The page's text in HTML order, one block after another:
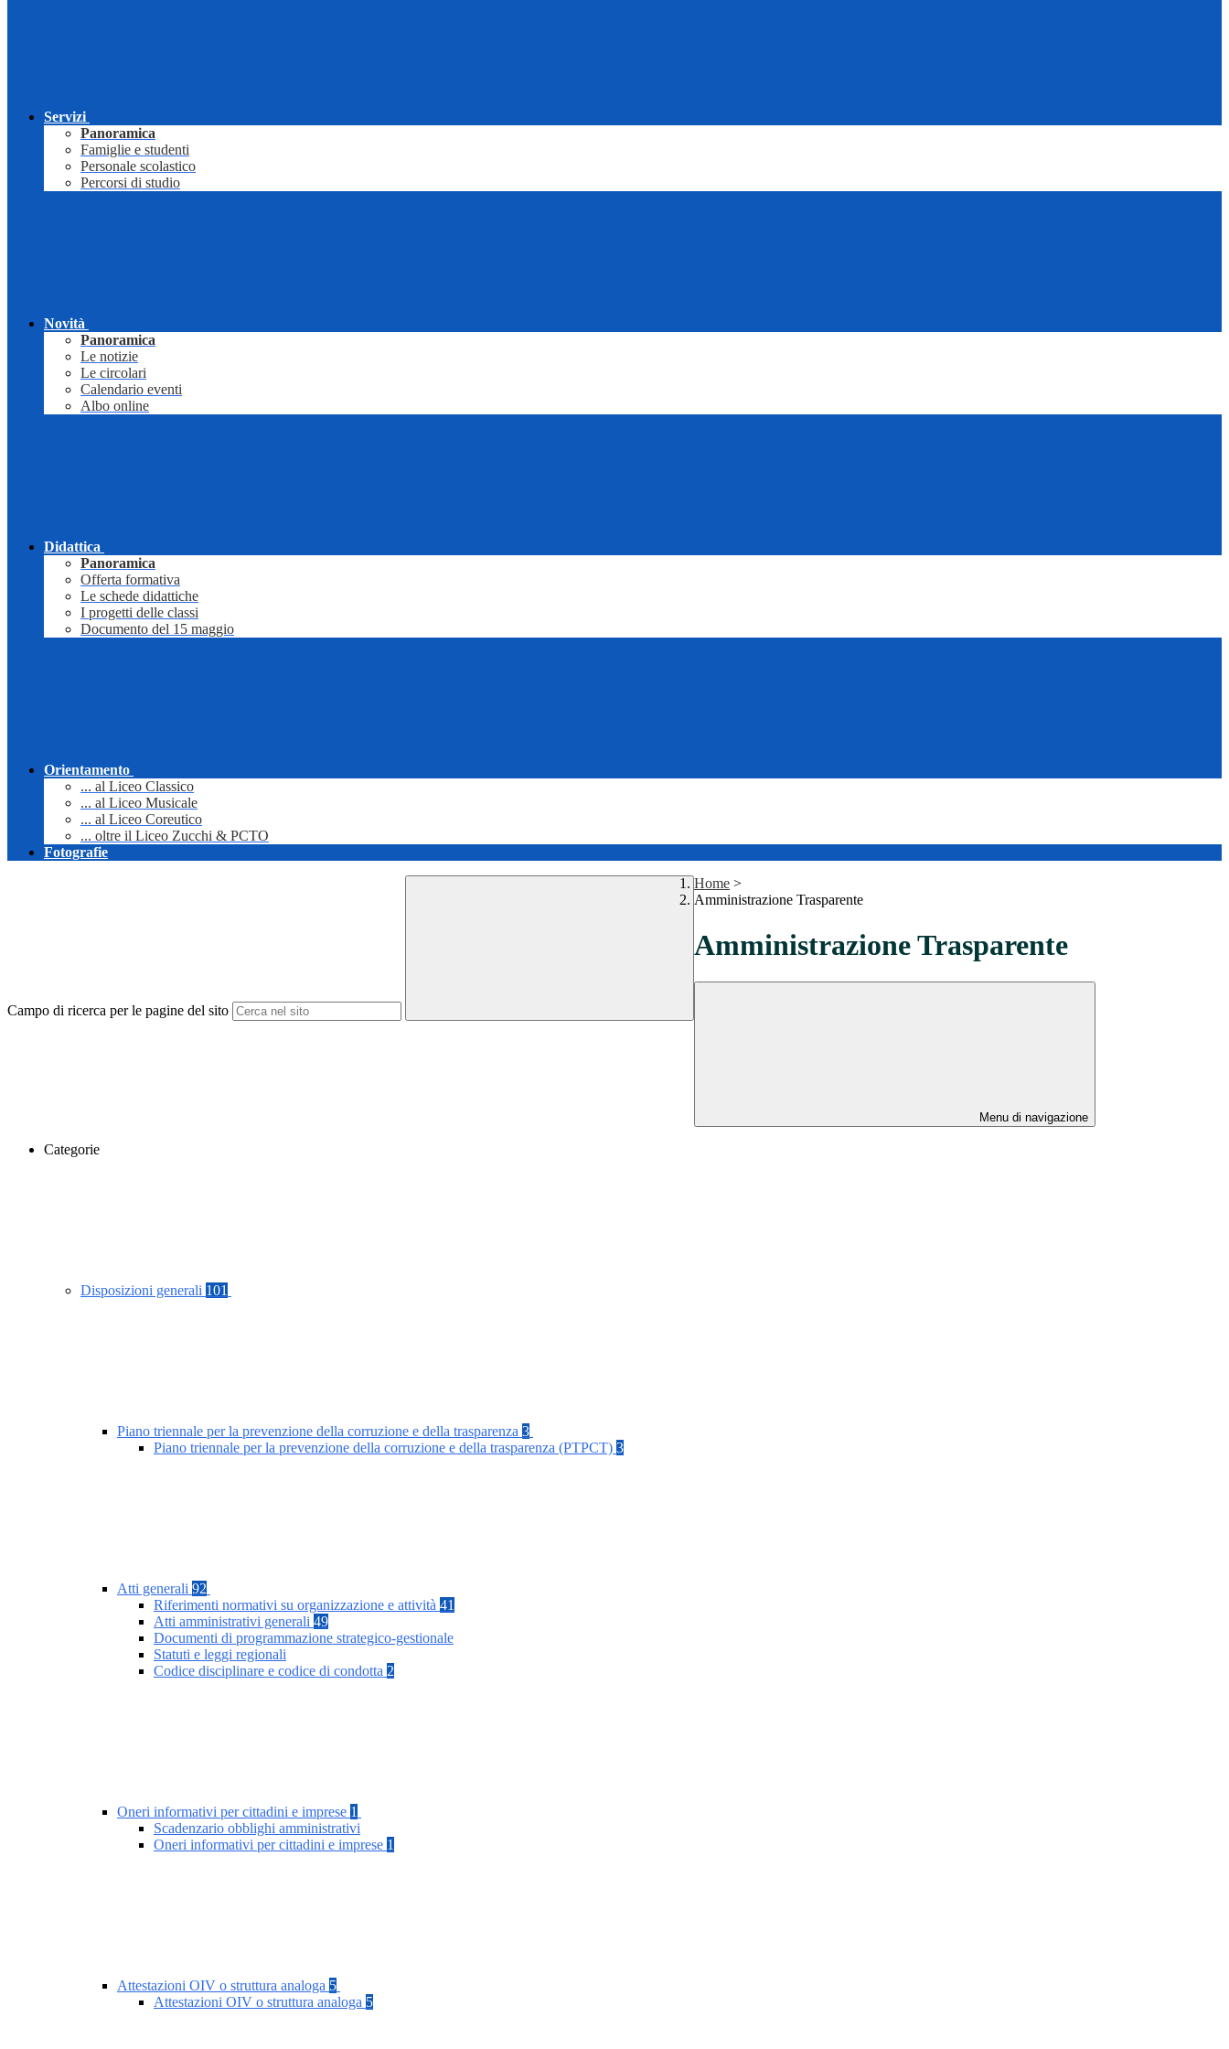
Servizi
Panoramica
Famiglie e studenti
Personale scolastico
Percorsi di studio
Novità
Panoramica
Le notizie
Le circolari
Calendario eventi
Albo online
Didattica
Panoramica
Offerta formativa
Le schede didattiche
I progetti delle classi
Documento del 15 maggio
Orientamento
... al Liceo Classico
... al Liceo Musicale
... al Liceo Coreutico
... oltre il Liceo Zucchi & PCTO
Fotografie
Campo di ricerca per le pagine del sito
Home >
Amministrazione Trasparente
Amministrazione Trasparente
Menu di navigazione
Categorie
Disposizioni generali 101
Piano triennale per la prevenzione della corruzione e della trasparenza 3
Piano triennale per la prevenzione della corruzione e della trasparenza (PTPCT) 3
Atti generali 92
Riferimenti normativi su organizzazione e attività 41
Atti amministrativi generali 49
Documenti di programmazione strategico-gestionale
Statuti e leggi regionali
Codice disciplinare e codice di condotta 2
Oneri informativi per cittadini e imprese 1
Scadenzario obblighi amministrativi
Oneri informativi per cittadini e imprese 1
Attestazioni OIV o struttura analoga 5
Attestazioni OIV o struttura analoga 5